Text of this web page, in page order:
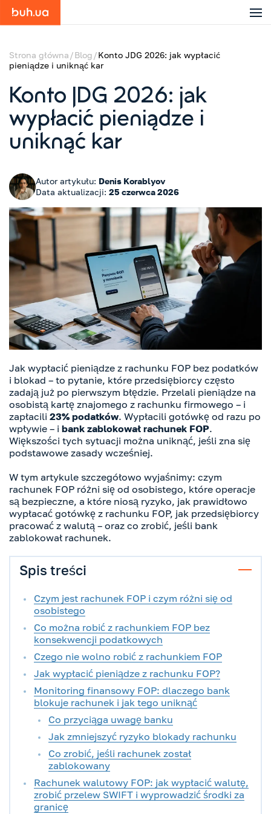
Strona główna Blog
Konto JDG 2026: jak wypłacić
pieniądze i uniknąć kar
Konto JDG 2026: jak
wypłacić pieniądze i
uniknąć kar
Autor artykułu: Denis Korablyov
Data aktualizacji: 25 czerwca 2026
Jak wypłacić pieniądze z rachunku FOP bez podatków
i blokad – to pytanie, które przedsiębiorcy często
zadają już po pierwszym błędzie. Przelali pieniądze na
osobistą kartę znajomego z rachunku firmowego – i
zapłacili 23% podatków. Wypłacili gotówkę od razu po
wpływie – i bank zablokował rachunek FOP.
Większości tych sytuacji można uniknąć, jeśli zna się
podstawowe zasady wcześniej.
W tym artykule szczegółowo wyjaśnimy: czym
rachunek FOP różni się od osobistego, które operacje
są bezpieczne, a które niosą ryzyko, jak prawidłowo
wypłacać gotówkę z rachunku FOP, jak przedsiębiorcy
pracować z walutą – oraz co zrobić, jeśli bank
zablokował rachunek.
Spis treści
Czym jest rachunek FOP i czym różni się od
osobistego
Co można robić z rachunkiem FOP bez
konsekwencji podatkowych
Czego nie wolno robić z rachunkiem FOP
Jak wypłacić pieniądze z rachunku FOP?
Monitoring finansowy FOP: dlaczego bank
blokuje rachunek i jak tego uniknąć
Co przyciąga uwagę banku
Jak zmniejszyć ryzyko blokady rachunku
Co zrobić, jeśli rachunek został
zablokowany
Rachunek walutowy FOP: jak wypłacić walutę,
zrobić przelew SWIFT i wyprowadzić środki za
granicę